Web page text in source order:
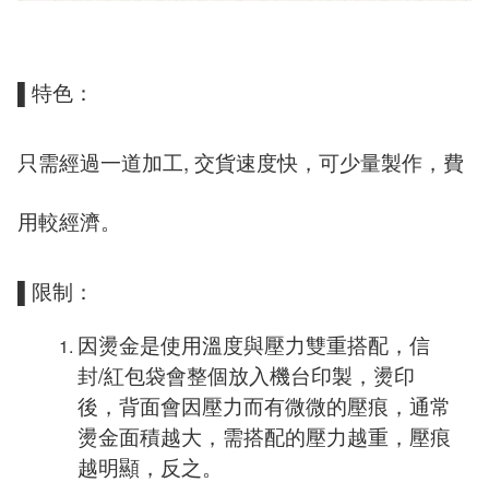
▌特色：
只需經過一道加工, 交貨速度快，可少量製作，費
用較經濟。
▌限制：
因燙金是使用溫度與壓力雙重搭配，信
封/紅包袋會整個放入機台印製，燙印
後，背面會因壓力而有微微的壓痕，通常
燙金面積越大，需搭配的壓力越重，壓痕
越明顯，反之。